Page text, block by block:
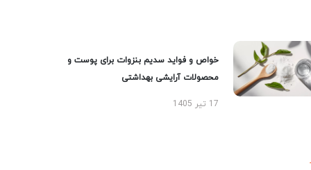
خواص و فواید سدیم بنزوات برای پوست و
محصولات آرایشی بهداشتی
17 تیر 1405